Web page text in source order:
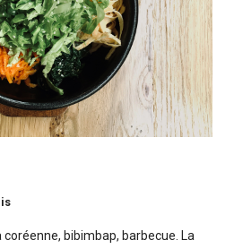
bibimbap, barbecue. La